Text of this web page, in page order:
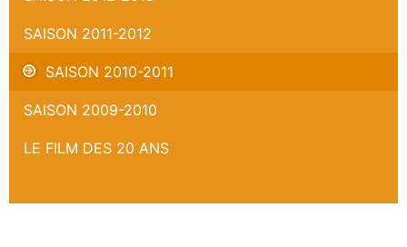
SAISON 2011-2012
SAISON 2010-2011
SAISON 2009-2010
LE FILM DES 20 ANS